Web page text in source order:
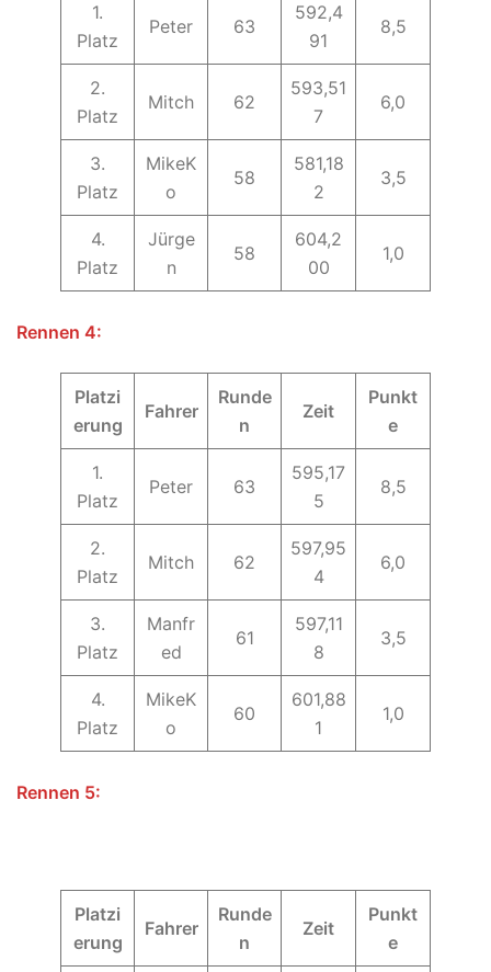
1.
Platz
Peter 63
592,4
91
8,5
2.
Platz
Mitch 62
593,51
7
6,0
3.
Platz
MikeK
o
58
581,18
2
3,5
4.
Platz
Jürge
n
58
604,2
00
1,0
Rennen 4:
Platzi
erung
Fahrer
Runde
n
Zeit
Punkt
e
1.
Platz
Peter 63
595,17
5
8,5
2.
Platz
Mitch 62
597,95
4
6,0
3.
Platz
Manfr
ed
61
597,11
8
3,5
4.
Platz
MikeK
o
60
601,88
1
1,0
Rennen 5:
Platzi
erung
Fahrer
Runde
n
Zeit
Punkt
e